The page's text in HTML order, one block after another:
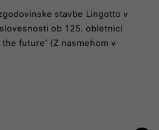
stavbe Lingotto v
ob 125. obletnici
future" (Z nasmehom v